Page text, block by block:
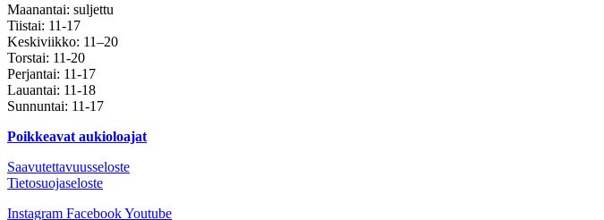
Maanantai: suljettu
Tiistai: 11-17
Keskiviikko: 11–20
Torstai: 11-20
Perjantai: 11-17
Lauantai: 11-18
Sunnuntai: 11-17
Poikkeavat aukioloajat
Saavutettavuusseloste
Tietosuojaseloste
Instagram FacebookYoutube